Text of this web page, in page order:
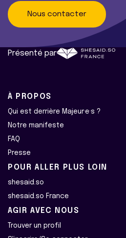
Nous contacter
Présenté par
À PROPOS
Qui est derrière Majeur·e·s ?
Notre manifeste
FAQ
Presse
POUR ALLER PLUS LOIN
shesaid.so
shesaid.so France
AGIR AVEC NOUS
Trouver un profil